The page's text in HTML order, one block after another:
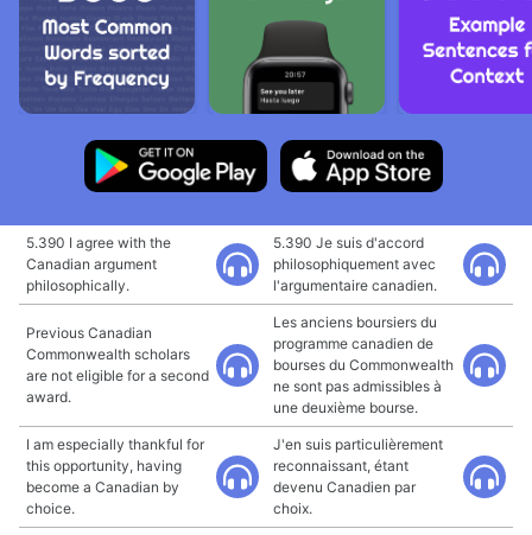
5.390 I agree with the
Canadian argument
philosophically.
5.390 Je suis d'accord
philosophiquement avec
l'argumentaire canadien.
Previous Canadian
Commonwealth scholars
are not eligible for a second
award.
Les anciens boursiers du
programme canadien de
bourses du Commonwealth
ne sont pas admissibles à
une deuxième bourse.
I am especially thankful for
this opportunity, having
become a Canadian by
choice.
J'en suis particulièrement
reconnaissant, étant
devenu Canadien par
choix.